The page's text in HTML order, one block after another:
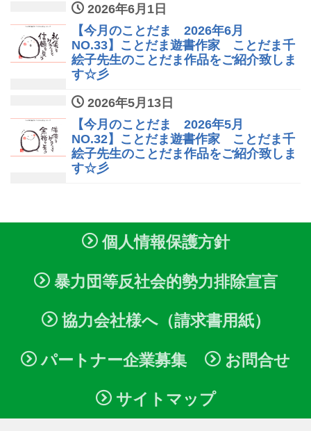
2026年6月1日
【今月のことだま 2026年6月
NO.33】ことだま遊書作家 ことだま千
絵子先生のことだま作品をご紹介致しま
す☆彡
2026年5月13日
【今月のことだま 2026年5月
NO.32】ことだま遊書作家 ことだま千
絵子先生のことだま作品をご紹介致しま
す☆彡
個人情報保護方針
暴力団等反社会的勢力排除宣言
協力会社様へ（請求書用紙）
パートナー企業募集 お問合せ
サイトマップ